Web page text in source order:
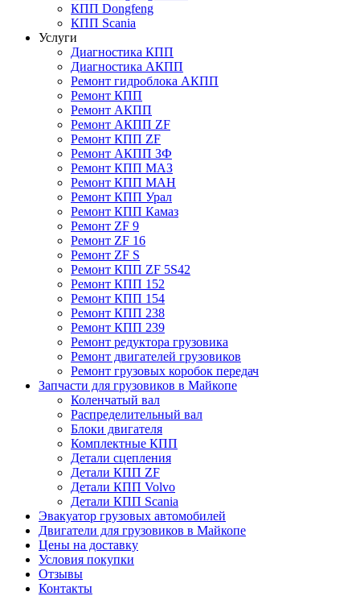
КПП Dongfeng
КПП Scania
Услуги
Диагностика КПП
Диагностика АКПП
Ремонт гидроблока АКПП
Ремонт КПП
Ремонт АКПП
Ремонт АКПП ZF
Ремонт КПП ZF
Ремонт АКПП ЗФ
Ремонт КПП МАЗ
Ремонт КПП МАН
Ремонт КПП Урал
Ремонт КПП Камаз
Ремонт ZF 9
Ремонт ZF 16
Ремонт ZF S
Ремонт КПП ZF 5S42
Ремонт КПП 152
Ремонт КПП 154
Ремонт КПП 238
Ремонт КПП 239
Ремонт редуктора грузовика
Ремонт двигателей грузовиков
Ремонт грузовых коробок передач
Запчасти для грузовиков в Майкопе
Коленчатый вал
Распределительный вал
Блоки двигателя
Комплектные КПП
Детали сцепления
Детали КПП ZF
Детали КПП Volvo
Детали КПП Scania
Эвакуатор грузовых автомобилей
Двигатели для грузовиков в Майкопе
Цены на доставку
Условия покупки
Отзывы
Контакты